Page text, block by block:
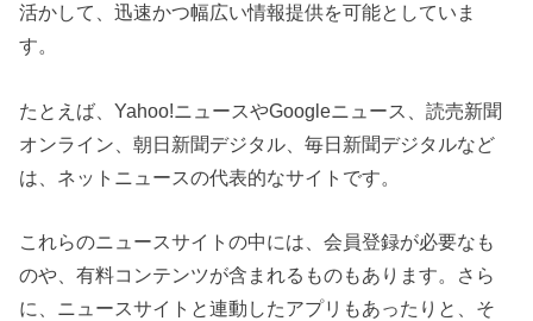
活かして、迅速かつ幅広い情報提供を可能としていま
す。
たとえば、Yahoo!ニュースやGoogleニュース、読売新聞
オンライン、朝日新聞デジタル、毎日新聞デジタルなど
は、ネットニュースの代表的なサイトです。
これらのニュースサイトの中には、会員登録が必要なも
のや、有料コンテンツが含まれるものもあります。さら
に、ニュースサイトと連動したアプリもあったりと、そ